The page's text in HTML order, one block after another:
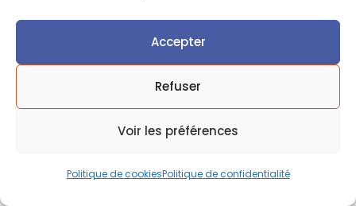
Accepter
Refuser
Voir les préférences
Politique de cookiesPolitique de confidentialité
Articles récents
Pellet, Gaz, Infrarouge : la
réglementation pour choisir le bon